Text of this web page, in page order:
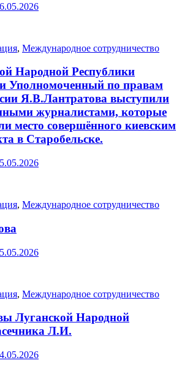
, Международное сотрудничество
Народной Республики
Уполномоченный по правам
Я.В.Лантратова выступили
журналистами, которые
место совершённого киевским
в Старобельске.
, Международное сотрудничество
, Международное сотрудничество
Луганской Народной
Л.И.